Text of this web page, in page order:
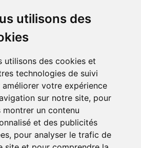
utilisons des
utilisons des cookies et
technologies de suivi
améliorer votre expérience
sur notre site, pour
montrer un contenu
et des publicités
pour analyser le trafic de